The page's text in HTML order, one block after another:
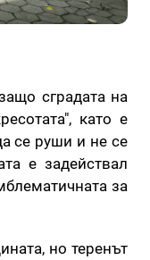
сградата на
като е
се руши и не се
е задействал
за
но теренът